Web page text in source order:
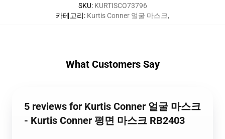
SKU: KURTISCO73796
카테고리: Kurtis Conner 얼굴 마스크,
What Customers Say
5 reviews for Kurtis Conner 얼굴 마스크
- Kurtis Conner 평면 마스크 RB2403